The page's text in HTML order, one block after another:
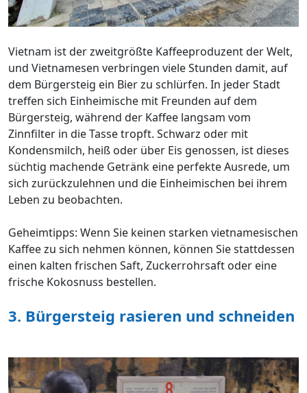
Vietnam ist der zweitgrößte Kaffeeproduzent der Welt,
und Vietnamesen verbringen viele Stunden damit, auf
dem Bürgersteig ein Bier zu schlürfen. In jeder Stadt
treffen sich Einheimische mit Freunden auf dem
Bürgersteig, während der Kaffee langsam vom
Zinnfilter in die Tasse tropft. Schwarz oder mit
Kondensmilch, heiß oder über Eis genossen, ist dieses
süchtig machende Getränk eine perfekte Ausrede, um
sich zurückzulehnen und die Einheimischen bei ihrem
Leben zu beobachten.
Geheimtipps: Wenn Sie keinen starken vietnamesischen
Kaffee zu sich nehmen können, können Sie stattdessen
einen kalten frischen Saft, Zuckerrohrsaft oder eine
frische Kokosnuss bestellen.
3. Bürgersteig rasieren und schneiden